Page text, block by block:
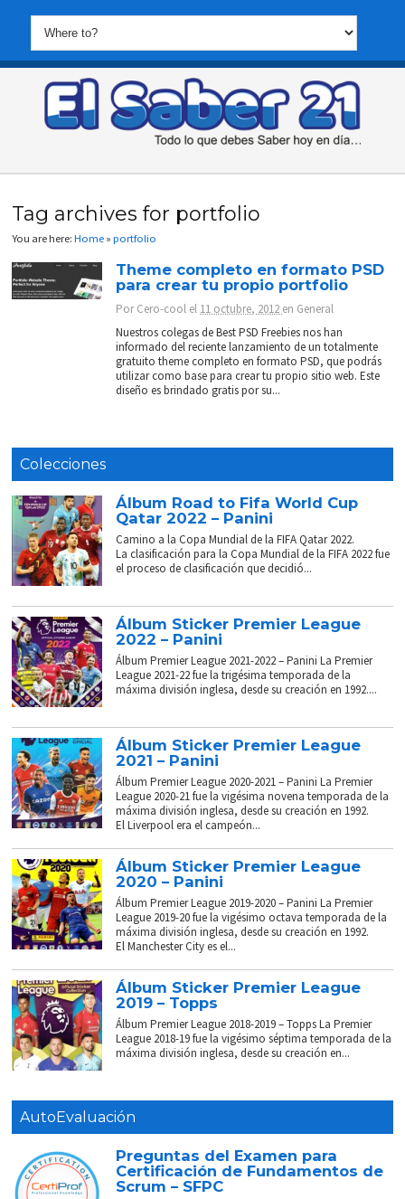
Tag archives for portfolio
You are here:Home »portfolio
Theme completo en formato PSD
para crear tu propio portfolio
PorCero-cool el 11 octubre, 2012 en General
Nuestros colegas de Best PSD Freebies nos han
informado del reciente lanzamiento de un totalmente
gratuito theme completo en formato PSD, que podrás
utilizar como base para crear tu propio sitio web. Este
diseño es brindado gratis por su...
Colecciones
Álbum Road to Fifa World Cup
Qatar 2022 – Panini
Camino a la Copa Mundial de la FIFA Qatar 2022.
La clasificación para la Copa Mundial de la FIFA 2022 fue
el proceso de clasificación que decidió...
Álbum Sticker Premier League
2022 – Panini
Álbum Premier League 2021-2022 – Panini La Premier
League 2021-22 fue la trigésima temporada de la
máxima división inglesa, desde su creación en 1992....
Álbum Sticker Premier League
2021 – Panini
Álbum Premier League 2020-2021 – Panini La Premier
League 2020-21 fue la vigésima novena temporada de la
máxima división inglesa, desde su creación en 1992.
El Liverpool era el campeón...
Álbum Sticker Premier League
2020 – Panini
Álbum Premier League 2019-2020 – Panini La Premier
League 2019-20 fue la vigésimo octava temporada de la
máxima división inglesa, desde su creación en 1992.
El Manchester City es el...
Álbum Sticker Premier League
2019 – Topps
Álbum Premier League 2018-2019 – Topps La Premier
League 2018-19 fue la vigésimo séptima temporada de la
máxima división inglesa, desde su creación en...
AutoEvaluación
Preguntas del Examen para
Certificación de Fundamentos de
Scrum – SFPC